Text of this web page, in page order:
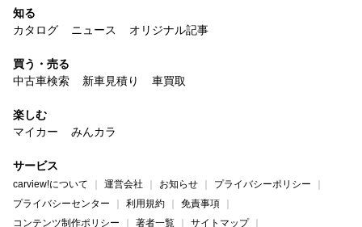
知る
カタログ
ニュース オリジナル記事
買う・売る
中古車検索
新車見積り 車買取
楽しむ
マイカー
みんカラ
サービス
carview!について 運営会社 お知らせ
プライバシーポリシー
プライバシーセンター
利用規約
免責事項
コンテンツ制作ポリシー
著者一覧 サイトマップ